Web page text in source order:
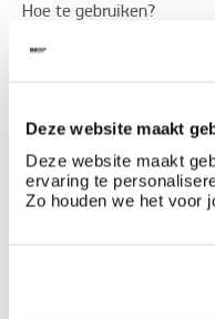
Deze website maakt
Deze website maakt
ervaring te
Zo houden we het voor
Hoe te gebruiken?
Etiketinformatie